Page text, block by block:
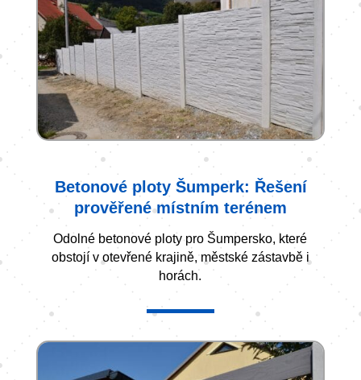
Betonové ploty Šumperk: Řešení
prověřené místním terénem
Odolné betonové ploty pro Šumpersko, které
obstojí v otevřené krajině, městské zástavbě i
horách.